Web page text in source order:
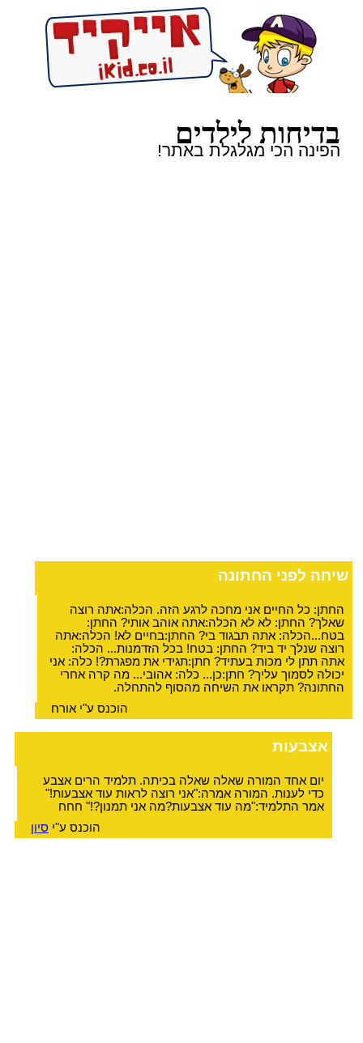
בדיחות לילדים
הפינה הכי מגלגלת באתר!
שיחה לפני החתונה
החתן: כל החיים אני מחכה לרגע הזה. הכלה:אתה רוצה
שאלך? החתן: לא לא הכלה:אתה אוהב אותי? החתן:
בטח...הכלה: אתה תבגוד בי? החתן:בחיים לא! הכלה:אתה
רוצה שנלך יד ביד? החתן: בטח! בכל הזדמנות... הכלה:
אתה תתן לי מכות בעתיד? חתן:תגידי את מפגרת?! כלה: אני
יכולה לסמוך עליך? חתן:כן... כלה: אהובי... מה קרה אחרי
החתונה? תקראו את השיחה מהסוף להתחלה.
הוכנס ע"י אורח
אצבעות
יום אחד המורה שאלה שאלה בכיתה. תלמיד הרים אצבע
כדי לענות. המורה אמרה:"אני רוצה לראות עוד אצבעות!"
אמר התלמיד:"מה עוד אצבעות?מה אני תמנון?!" חחח
הוכנס ע"י סיון